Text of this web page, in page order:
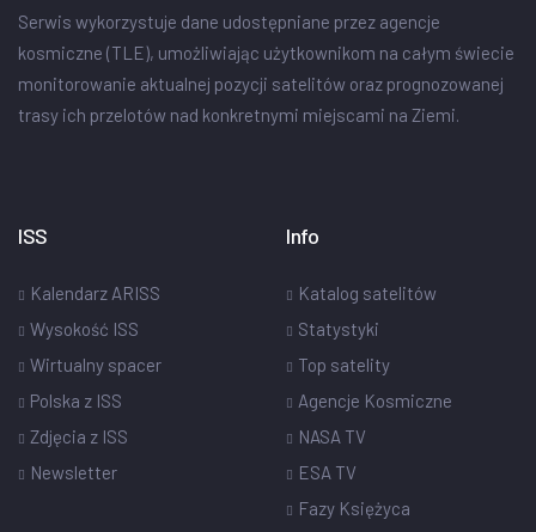
Serwis wykorzystuje dane udostępniane przez agencje
kosmiczne (TLE), umożliwiając użytkownikom na całym świecie
monitorowanie aktualnej pozycji satelitów oraz prognozowanej
trasy ich przelotów nad konkretnymi miejscami na Ziemi.
ISS
Kalendarz ARISS
Wysokość ISS
Wirtualny spacer
Polska z ISS
Zdjęcia z ISS
Newsletter
Info
Katalog satelitów
Statystyki
Top satelity
Agencje Kosmiczne
NASA TV
ESA TV
Fazy Księżyca